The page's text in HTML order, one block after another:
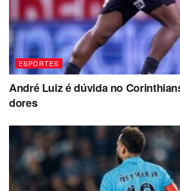
ESPORTES
André Luiz é dúvida no
dores